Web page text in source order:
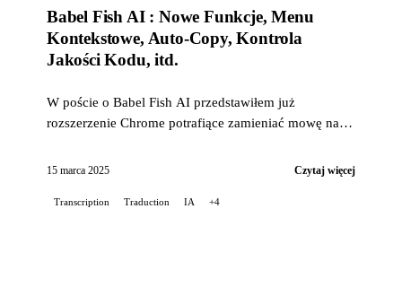
Babel Fish AI : Nowe Funkcje, Menu
Kontekstowe, Auto-Copy, Kontrola
Jakości Kodu, itd.
W poście o Babel Fish AI przedstawiłem już
rozszerzenie Chrome potrafiące zamieniać mowę na
również tłumaczenie w czasie rzeczywistym...
15 marca 2025 Czytaj więcej
Transcription Traduction IA +4